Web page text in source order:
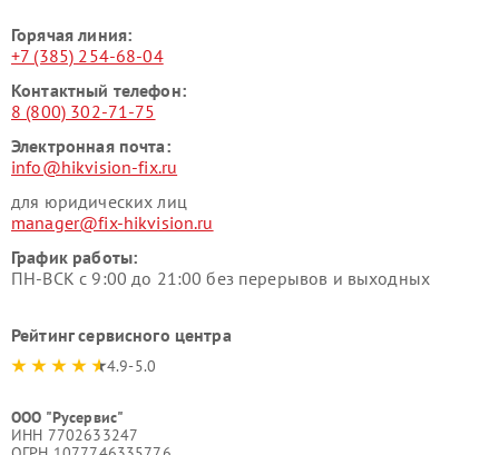
Горячая линия:
+7 (385) 254-68-04
Контактный телефон:
8 (800) 302-71-75
Электронная почта:
info@hikvision-fix.ru
для юридических лиц
manager@fix-hikvision.ru
График работы:
ПН-ВСК с 9:00 до 21:00 без перерывов и выходных
Рейтинг сервисного центра
4.9-5.0
ООО "Русервис"
ИНН 7702633247